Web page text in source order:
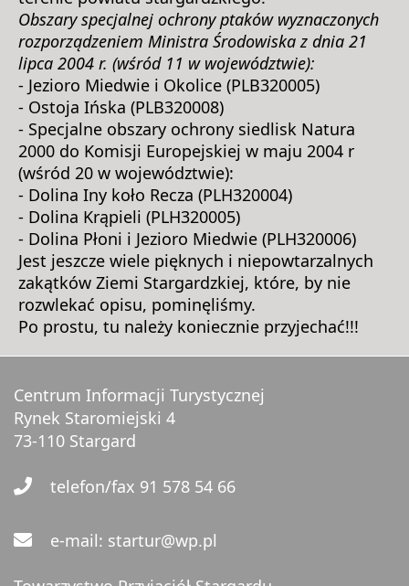
Obszary specjalnej ochrony ptaków wyznaczonych
rozporządzeniem Ministra Środowiska z dnia 21
lipca 2004 r. (wśród 11 w województwie):
- Jezioro Miedwie i Okolice (PLB320005)
- Ostoja Ińska (PLB320008)
- Specjalne obszary ochrony siedlisk Natura
2000 do Komisji Europejskiej w maju 2004 r
(wśród 20 w województwie):
- Dolina Iny koło Recza (PLH320004)
- Dolina Krąpieli (PLH320005)
- Dolina Płoni i Jezioro Miedwie (PLH320006)
Jest jeszcze wiele pięknych i niepowtarzalnych
zakątków Ziemi Stargardzkiej, które, by nie
rozwlekać opisu, pominęliśmy.
Po prostu, tu należy koniecznie przyjechać!!!
Centrum Informacji Turystycznej
Rynek Staromiejski 4
73-110 Stargard
telefon/fax 91 578 54 66
e-mail: startur@wp.pl